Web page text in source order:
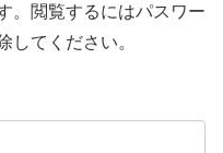
。閲覧するにはパスワー
してください。